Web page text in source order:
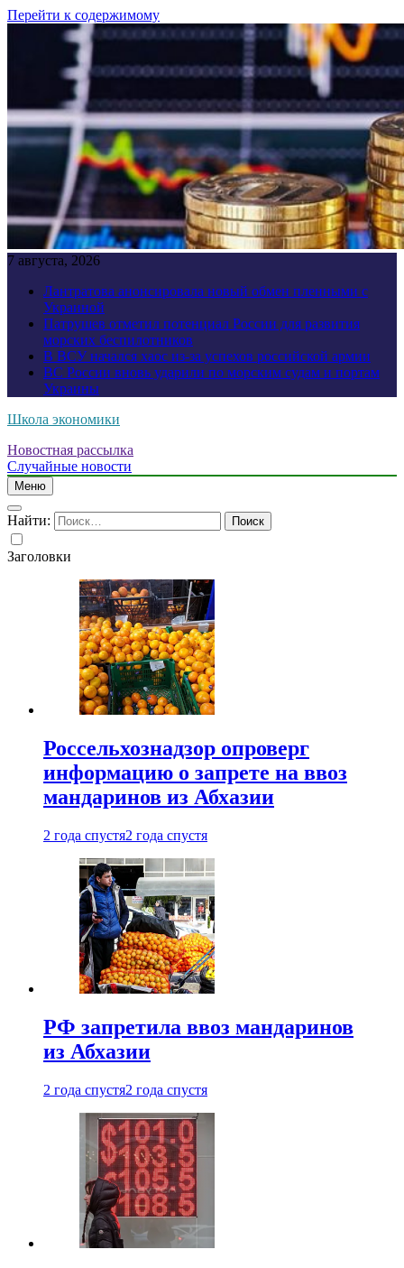
Перейти к содержимому
7 августа, 2026
Лантратова анонсировала новый обмен пленными с
Украиной
Патрушев отметил потенциал России для развития
морских беспилотников
В ВСУ начался хаос из-за успехов российской армии
ВС России вновь ударили по морским судам и портам
Украины
Школа экономики
Новостная рассылка
Случайные новости
Меню
Найти:
Заголовки
Россельхознадзор опроверг
информацию о запрете на ввоз
мандаринов из Абхазии
2 года спустя2 года спустя
РФ запретила ввоз мандаринов
из Абхазии
2 года спустя2 года спустя